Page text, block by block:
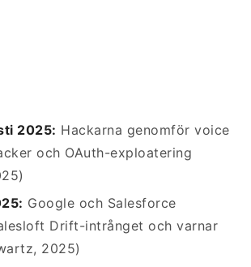
2025: Hackarna genomför voice
och OAuth-exploatering
Google och Salesforce
Drift-intrånget och varnar
2025)